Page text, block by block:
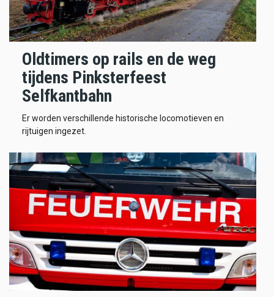
Oldtimers op rails en de weg
tijdens Pinksterfeest
Selfkantbahn
Er worden verschillende historische locomotieven en
rijtuigen ingezet.